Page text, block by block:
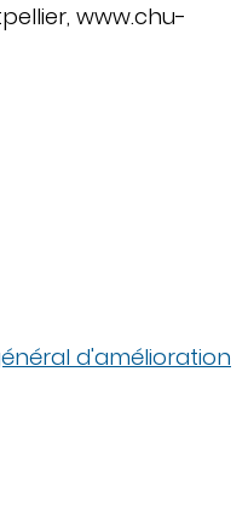
www.chu-
d'amélioration